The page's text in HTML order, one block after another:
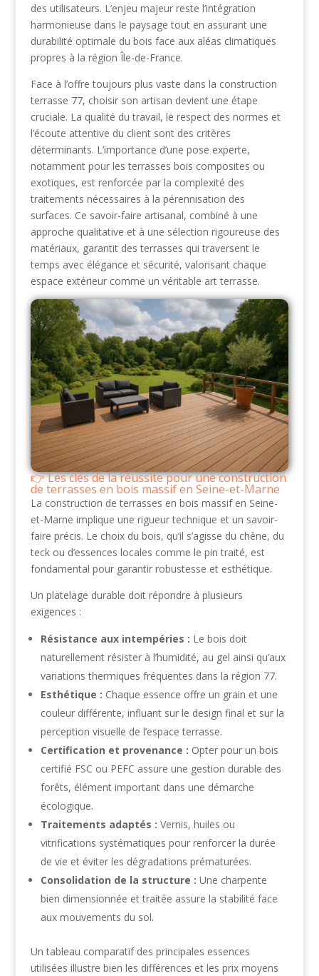
des utilisateurs. L’enjeu majeur reste l’intégration
harmonieuse dans le paysage tout en assurant une
durabilité optimale du bois face aux aléas climatiques
propres à la région Île-de-France.
Face à l’offre toujours plus vaste dans la construction
terrasse 77, choisir son artisan devient une étape
cruciale. La qualité du travail, le respect des normes et
l’écoute attentive du client sont des critères
déterminants. L’importance d’une pose experte,
notamment pour les terrasses bois composites ou
exotiques, est renforcée par la complexité des
traitements nécessaires à la pérennisation des
surfaces. Ce savoir-faire artisanal, combiné à une
approche qualitative et à une sélection rigoureuse des
matériaux, garantit des terrasses qui traversent le
temps avec élégance et sécurité, valorisant chaque
espace extérieur comme un véritable art terrasse.
Les clés de la réussite pour une construction
de terrasses en bois massif en Seine-et-Marne
La construction de terrasses en bois massif en Seine-
et-Marne implique une rigueur technique et un savoir-
faire précis. Le choix du bois, qu’il s’agisse du chêne, du
teck ou d’essences locales comme le pin traité, est
fondamental pour garantir robustesse et esthétique.
Un platelage durable doit répondre à plusieurs
exigences :
Résistance aux intempéries : Le bois doit
naturellement résister à l’humidité, au gel ainsi qu’aux
variations thermiques fréquentes dans la région 77.
Esthétique : Chaque essence offre un grain et une
couleur différente, influant sur le design final et sur la
perception visuelle de l’espace terrasse.
Certification et provenance : Opter pour un bois
certifié FSC ou PEFC assure une gestion durable des
forêts, élément important dans une démarche
écologique.
Traitements adaptés : Vernis, huiles ou
vitrifications systématiques pour renforcer la durée
de vie et éviter les dégradations prématurées.
Consolidation de la structure : Une charpente
bien dimensionnée et traitée assure la stabilité face
aux mouvements du sol.
Un tableau comparatif des principales essences
utilisées illustre bien les différences et les prix moyens